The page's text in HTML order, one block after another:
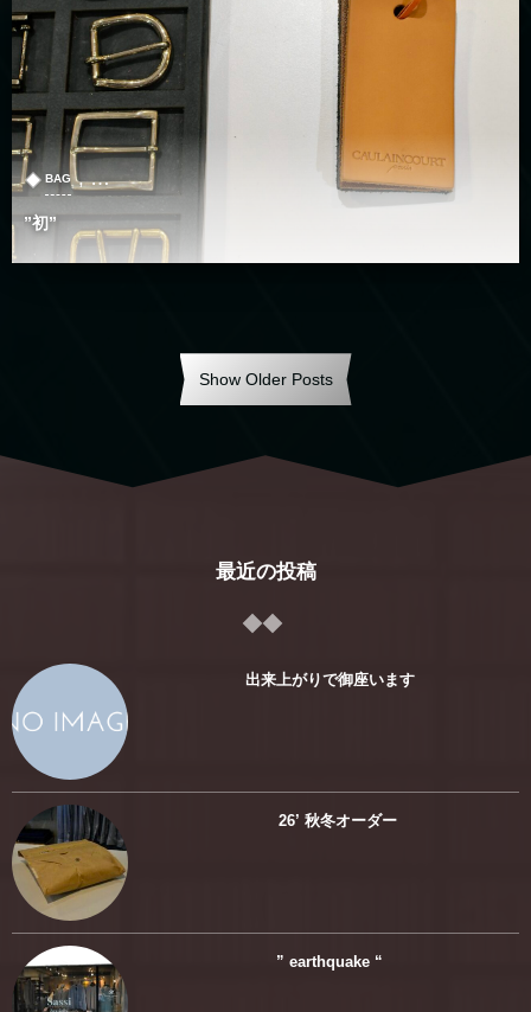
BAG , …
”初”
Show Older Posts
最近の投稿
出来上がりで御座います
26’ 秋冬オーダー
” earthquake “